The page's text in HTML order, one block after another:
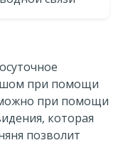
при помощи
при помощи
которая
позволит